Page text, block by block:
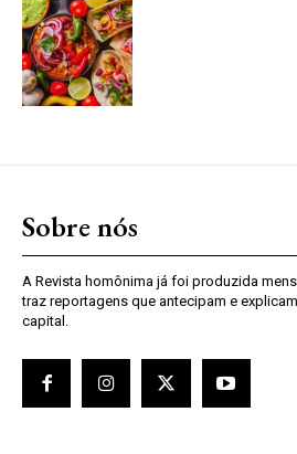
Sobre nós
A Revista homônima já foi produzida
traz reportagens que antecipam e
capital.